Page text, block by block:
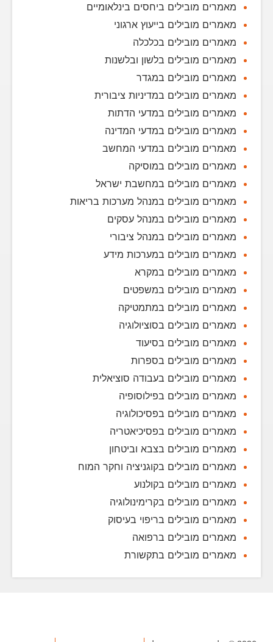
מאמרים מובילים ביחסים בינלאומיים
מאמרים מובילים בייעוץ ארגוני
מאמרים מובילים בכלכלה
מאמרים מובילים בלשון ובלשנות
מאמרים מובילים במגדר
מאמרים מובילים במדיניות ציבורית
מאמרים מובילים במדעי הדתות
מאמרים מובילים במדעי המדינה
מאמרים מובילים במדעי המחשב
מאמרים מובילים במוסיקה
מאמרים מובילים במחשבת ישראל
מאמרים מובילים במנהל מערכות בריאות
מאמרים מובילים במנהל עסקים
מאמרים מובילים במנהל ציבורי
מאמרים מובילים במערכות מידע
מאמרים מובילים במקרא
מאמרים מובילים במשפטים
מאמרים מובילים במתמטיקה
מאמרים מובילים בסוציולוגיה
מאמרים מובילים בסיעוד
מאמרים מובילים בספרות
מאמרים מובילים בעבודה סוציאלית
מאמרים מובילים בפילוסופיה
מאמרים מובילים בפסיכולוגיה
מאמרים מובילים בפסיכיאטריה
מאמרים מובילים בצבא וביטחון
מאמרים מובילים בקוגניציה וחקר המוח
מאמרים מובילים בקולנוע
מאמרים מובילים בקרימינולוגיה
מאמרים מובילים בריפוי בעיסוק
מאמרים מובילים ברפואה
מאמרים מובילים בתקשורת